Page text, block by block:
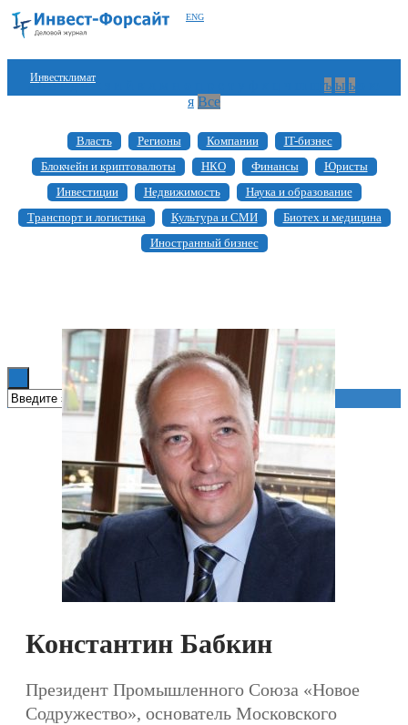
ENG
Инвестклимат
Инвестиции
Блокчейн
Стартапы
а б в г д е ж ъ ы ь
я Все
Власть Регионы Компании
IT-бизнес
Блокчейн и криптовалюты
НКО Финансы
Юристы
Инвестиции
Недвижимость
Наука и образование
Транспорт и логистика
Культура и СМИ
Биотех и медицина
Иностранный бизнес
Константин Бабкин
Президент Промышленного Союза «Новое
Содружество», основатель Московского